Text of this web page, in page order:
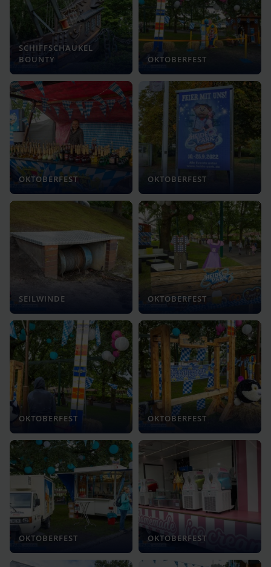
SCHIFFSCHAUKEL
BOUNTY
OKTOBERFEST
OKTOBERFEST OKTOBERFEST
SEILWINDE OKTOBERFEST
OKTOBERFEST OKTOBERFEST
OKTOBERFEST OKTOBERFEST